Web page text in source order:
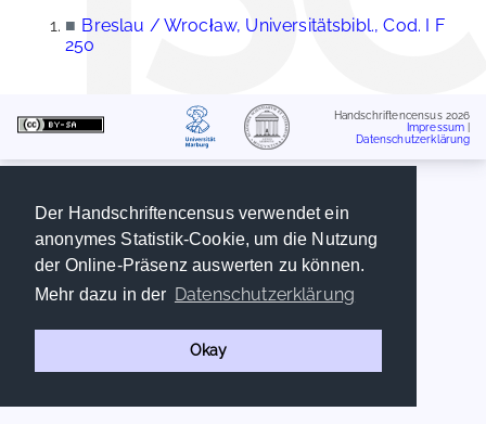
Der Handschriftencensus verwendet ein
anonymes Statistik-Cookie, um die Nutzung
der Online-Präsenz auswerten zu können.
Mehr dazu in der Datenschutzerklärung
Okay
■ Breslau / Wrocław, Universitätsbibl., Cod. I F
250
Handschriftencensus 2026
Impressum
Datenschutzerklärung